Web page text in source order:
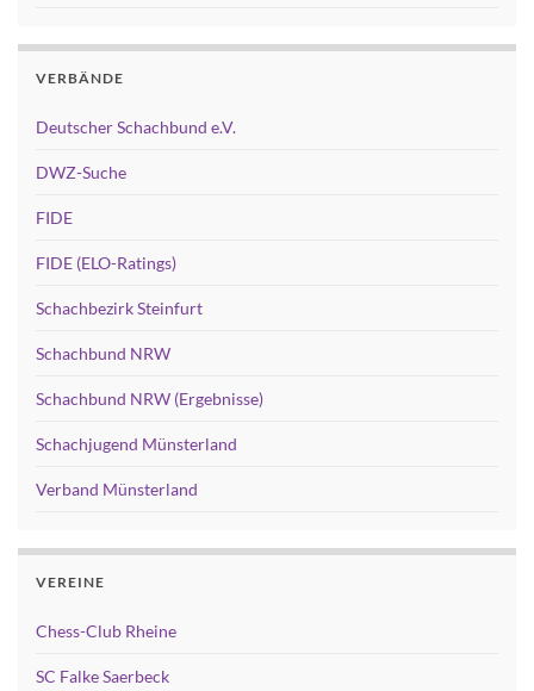
VERBÄNDE
Deutscher Schachbund e.V.
DWZ-Suche
FIDE
FIDE (ELO-Ratings)
Schachbezirk Steinfurt
Schachbund NRW
Schachbund NRW (Ergebnisse)
Schachjugend Münsterland
Verband Münsterland
VEREINE
Chess-Club Rheine
SC Falke Saerbeck